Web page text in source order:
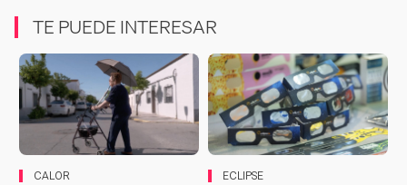
TE PUEDE INTERESAR
CALOR ECLIPSE